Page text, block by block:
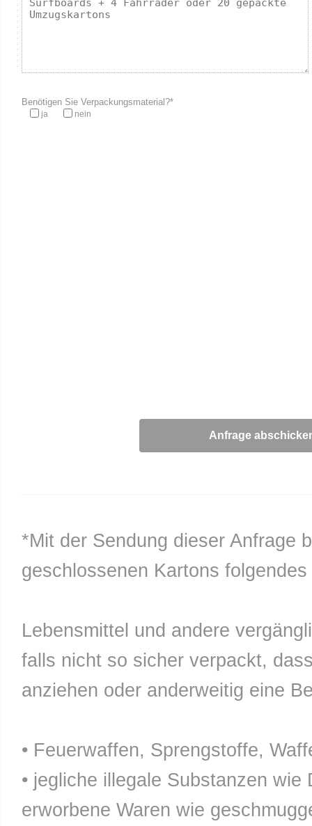
Benötigen Sie Verpackungsmaterial?*
ja nein
*Mit der Sendung dieser Anfrage
geschlossenen Kartons
Lebensmittel und andere
falls nicht so sicher verpackt,
anziehen oder anderweitig eine
• Feuerwaffen, Sprengstoffe,
• jegliche illegale Substanzen
erworbene Waren wie